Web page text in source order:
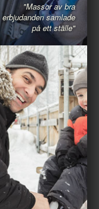
"Massor av bra
erbjudanden samlade
på ett ställe"